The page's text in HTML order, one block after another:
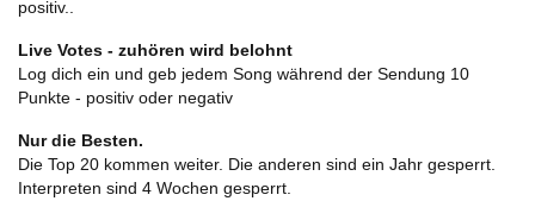
positiv..
Live Votes - zuhören wird belohnt
Log dich ein und geb jedem Song während der Sendung 10
Punkte - positiv oder negativ
Nur die Besten.
Die Top 20 kommen weiter. Die anderen sind ein Jahr gesperrt.
Interpreten sind 4 Wochen gesperrt.